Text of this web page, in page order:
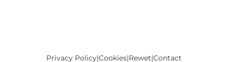
Privacy Policy|Cookies|Rewet|Contact